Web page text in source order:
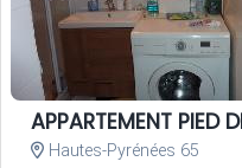
APPARTEMENT PIED
Hautes-Pyrénées 65